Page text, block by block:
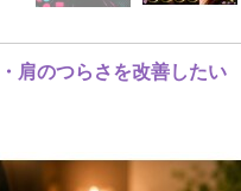
肩のつらさを改善したい